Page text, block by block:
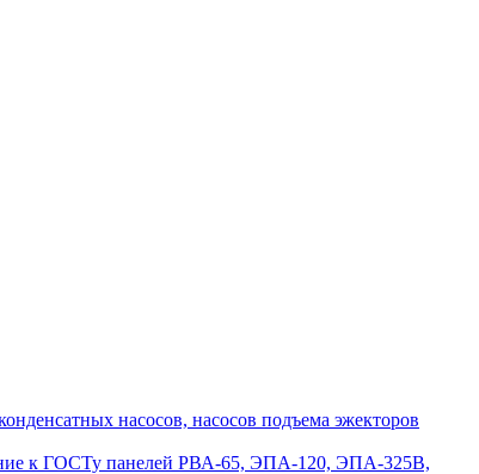
насосов, насосов подъема эжекторов
к ГОСТу панелей РВА-65, ЭПА-120, ЭПА-325В,